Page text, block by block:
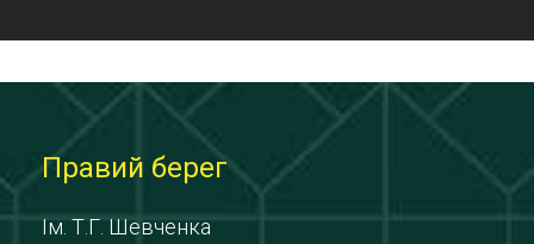
Правий берег
Ім. Т.Г. Шевченка